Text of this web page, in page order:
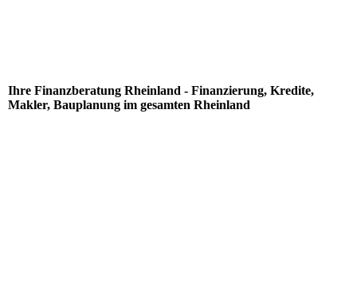
Ihre Finanzberatung Rheinland - Finanzierung, Kredite,
Makler, Bauplanung im gesamten Rheinland